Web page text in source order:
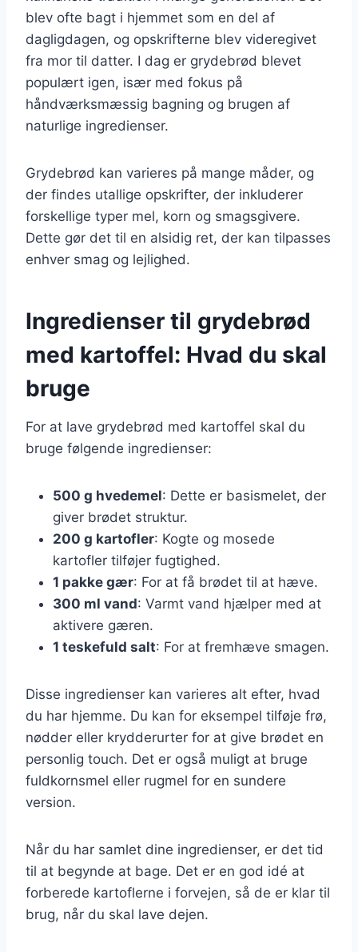
blev ofte bagt i hjemmet som en del af
dagligdagen, og opskrifterne blev videregivet
fra mor til datter. I dag er grydebrød blevet
populært igen, især med fokus på
håndværksmæssig bagning og brugen af
naturlige ingredienser.
Grydebrød kan varieres på mange måder, og
der findes utallige opskrifter, der inkluderer
forskellige typer mel, korn og smagsgivere.
Dette gør det til en alsidig ret, der kan tilpasses
enhver smag og lejlighed.
Ingredienser til grydebrød
med kartoffel: Hvad du skal
bruge
For at lave grydebrød med kartoffel skal du
bruge følgende ingredienser:
500 g hvedemel: Dette er basismelet, der
giver brødet struktur.
200 g kartofler: Kogte og mosede
kartofler tilføjer fugtighed.
1 pakke gær: For at få brødet til at hæve.
300 ml vand: Varmt vand hjælper med at
aktivere gæren.
1 teskefuld salt: For at fremhæve smagen.
Disse ingredienser kan varieres alt efter, hvad
du har hjemme. Du kan for eksempel tilføje frø,
nødder eller krydderurter for at give brødet en
personlig touch. Det er også muligt at bruge
fuldkornsmel eller rugmel for en sundere
version.
Når du har samlet dine ingredienser, er det tid
til at begynde at bage. Det er en god idé at
forberede kartoflerne i forvejen, så de er klar til
brug, når du skal lave dejen.